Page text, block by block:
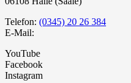
Telefon: (0345) 20 26 384
E-Mail:
YouTube
Facebook
Instagram